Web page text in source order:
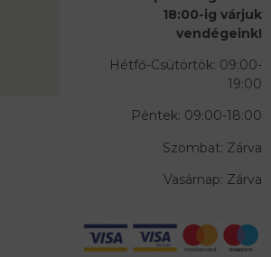
18:00-ig várjuk
vendégeink!
Hétfő-Csütörtök: 09:00-
19:00
Péntek: 09:00-18:00
Szombat: Zárva
Vasárnap: Zárva